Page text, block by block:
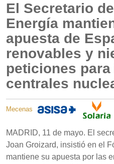
El Secretario
Energía
apuesta de
renovables y
peticiones
centrales
Mecenas
MADRID, 11 de mayo. El
Joan Groizard, insistió en el
mantiene su apuesta por las